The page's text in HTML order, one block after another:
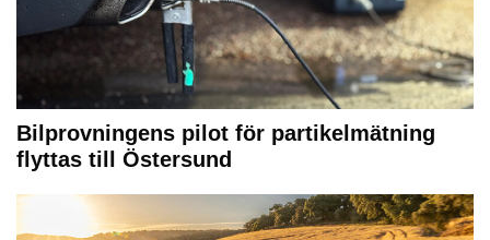
Bilprovningens pilot för partikelmätning
flyttas till Östersund